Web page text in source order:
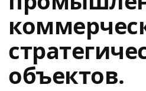
объектов.